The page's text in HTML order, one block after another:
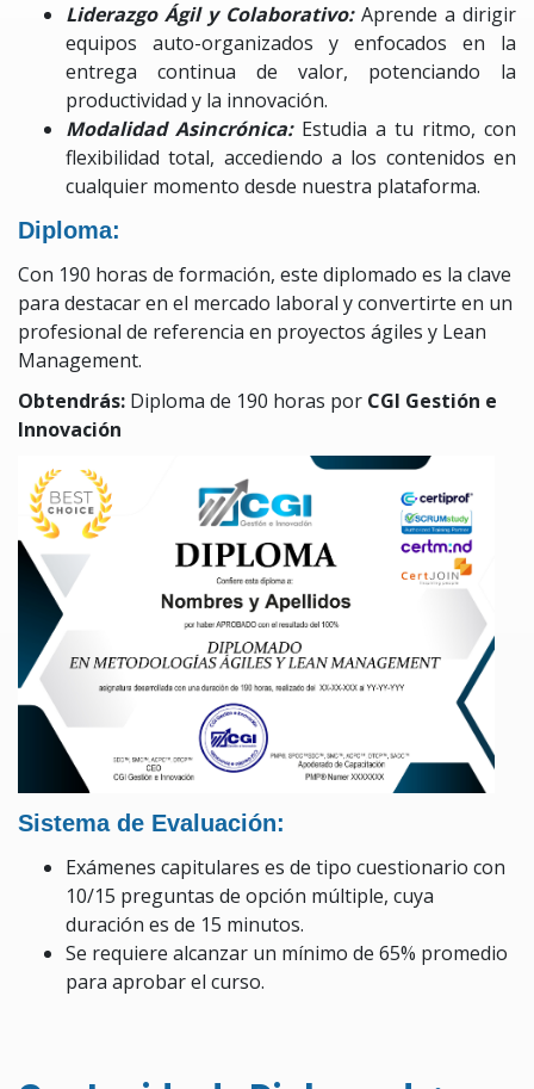
Liderazgo Ágil y Colaborativo: Aprende a dirigir
equipos auto-organizados y enfocados en la
entrega continua de valor, potenciando la
productividad y la innovación.
Modalidad Asincrónica: Estudia a tu ritmo, con
flexibilidad total, accediendo a los contenidos en
cualquier momento desde nuestra plataforma.
Diploma:
Con 190 horas de formación, este diplomado es la clave
para destacar en el mercado laboral y convertirte en un
profesional de referencia en proyectos ágiles y Lean
Management.
Obtendrás: Diploma de 190 horas por CGI Gestión e
Innovación
Sistema de Evaluación:
Exámenes capitulares es de tipo cuestionario con
10/15 preguntas de opción múltiple, cuya
duración es de 15 minutos.
Se requiere alcanzar un mínimo de 65% promedio
para aprobar el curso.